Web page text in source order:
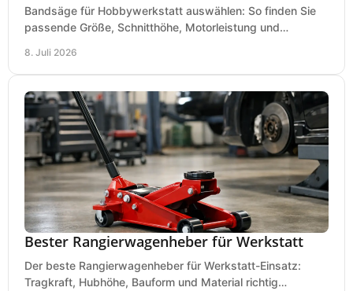
Bandsäge für Hobbywerkstatt auswählen: So finden Sie
passende Größe, Schnitthöhe, Motorleistung und
8. Juli 2026
Bester Rangierwagenheber für Werkstatt
Der beste Rangierwagenheber für Werkstatt-Einsatz:
Tragkraft, Hubhöhe, Bauform und Material richtig